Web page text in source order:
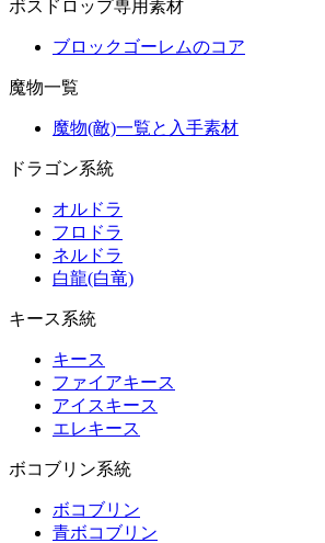
ボスドロップ専用素材
ブロックゴーレムのコア
魔物一覧
魔物(敵)一覧と入手素材
ドラゴン系統
オルドラ
フロドラ
ネルドラ
白龍(白竜)
キース系統
キース
ファイアキース
アイスキース
エレキース
ボコブリン系統
ボコブリン
青ボコブリン